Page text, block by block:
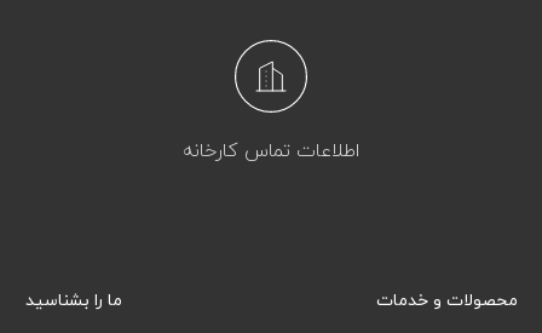
اطلاعات تماس کارخانه
محصولات و خدمات ما را بشناسید